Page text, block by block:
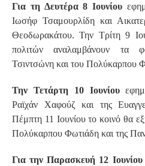
Για τη Δευτέρα 8 Ιουνίου
Ιωσήφ Τσαμουρλίδη και
Θεοδωρακάτου. Την Τρίτη 9
πολιτών αναλαμβάνουν τα
Τσιντσώνη και του Πολύκαρπου
Την Τετάρτη 10 Ιουνίου
Ραϊχάν Χαφούζ και της
Πέμπτη 11 Ιουνίου το κοινό θα
Πολύκαρπου Φωτιάδη και της
Για την Παρασκευή 12 Ιουνίου